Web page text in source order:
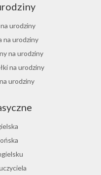
urodziny
na urodziny
na urodziny
na urodziny
urodziny
na urodziny
na urodziny
urodziny
urodziny
urodziny